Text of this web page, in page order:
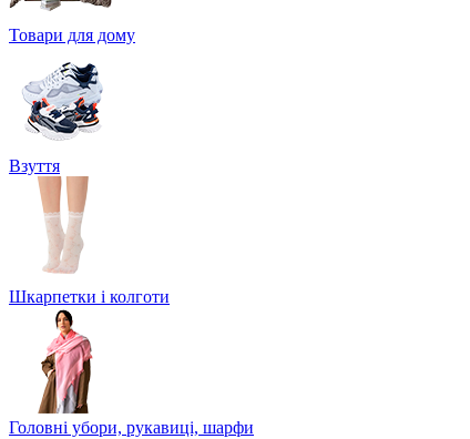
Товари для дому
Взуття
Шкарпетки і колготи
Головні убори, рукавиці, шарфи